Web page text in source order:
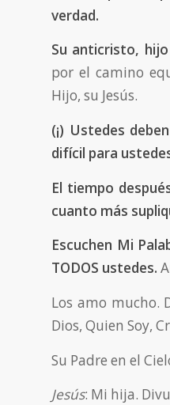
verdad.
Su anticristo,
por el camino
Hijo, su Jesús.
(¡) Ustedes
difícil para
El tiempo
cuanto más
Escuchen Mi
TODOS ustedes.
Los amo mucho.
Dios, Quien Soy,
Su Padre en el
Jesús: Mi hija.